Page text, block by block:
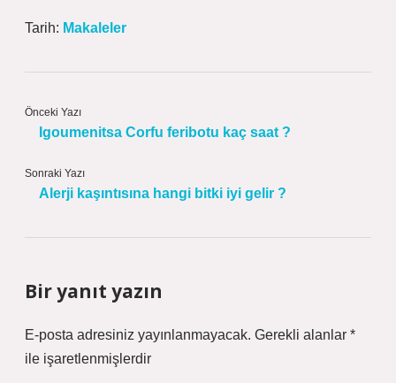
Tarih: Makaleler
Önceki Yazı
Igoumenitsa Corfu feribotu kaç saat ?
Sonraki Yazı
Alerji kaşıntısına hangi bitki iyi gelir ?
Bir yanıt yazın
E-posta adresiniz yayınlanmayacak. Gerekli alanlar *
ile işaretlenmişlerdir